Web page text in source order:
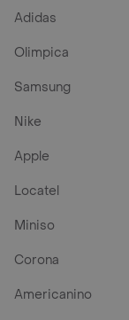
Adidas
Olimpica
Samsung
Nike
Apple
Locatel
Miniso
Corona
Americanino